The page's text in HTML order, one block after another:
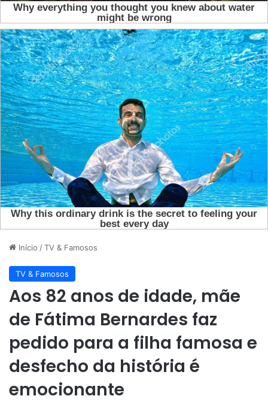
Início /TV & Famosos
TV & Famosos
Aos 82 anos de idade, mãe
de Fátima Bernardes faz
pedido para a filha famosa e
desfecho da história é
emocionante